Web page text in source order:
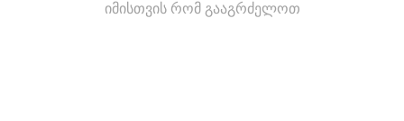
იმისთვის რომ გააგრძელოთ